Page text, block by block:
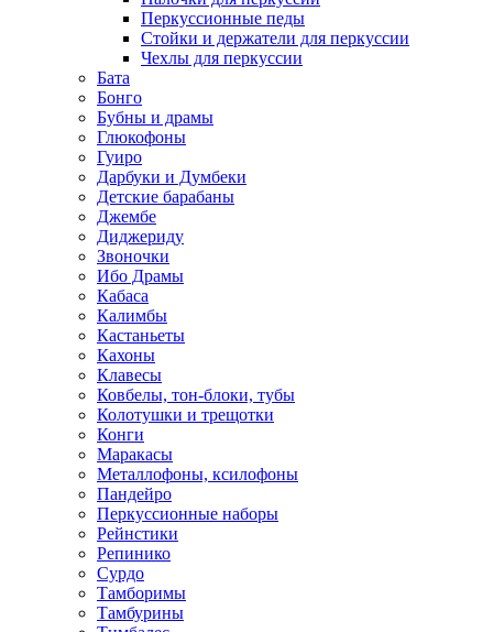
Перкуссионные педы
Стойки и держатели для перкуссии
Чехлы для перкуссии
Бата
Бонго
Бубны и драмы
Глюкофоны
Гуиро
Дарбуки и Думбеки
Детские барабаны
Джембе
Диджериду
Звоночки
Ибо Драмы
Кабаса
Калимбы
Кастаньеты
Кахоны
Клавесы
Ковбелы, тон-блоки, тубы
Колотушки и трещотки
Конги
Маракасы
Металлофоны, ксилофоны
Пандейро
Перкуссионные наборы
Рейнстики
Репинико
Сурдо
Тамборимы
Тамбурины